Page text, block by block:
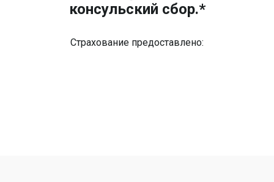
консульский сбор.*
Страхование предоставлено: